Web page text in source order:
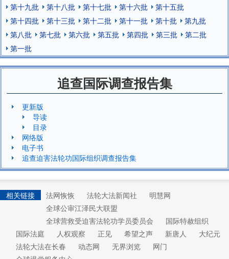
第十九批
第十八批 第十七批 第十六批
第十五批
第十四批
第十三批 第十二批 第十一批 第十批
第九批
第八批
第七批 第六批 第五批 第四批 第三批
第二批
第一批
追查国际调查报告集
更新版
导读
目录
网络版
电子书
追查迫害法轮功国际组织调查报告集
相关链接 法网恢恢 法轮大法新闻社
明慧网
全球公审江泽民大联盟
全球营救受迫害法轮功学员委员会
国际特赦组织
国际法庭
人权观察 正见 希望之声 新唐人
大纪元
法轮大法在长春
动态网 无界浏览
网门